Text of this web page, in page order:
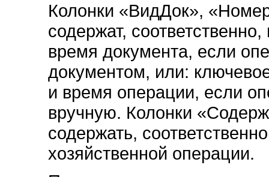
Колонки «ВидДок»,
содержат,
время документа, если
документом, или:
и время операции, если
вручную. Колонки
содержать,
хозяйственной операции.